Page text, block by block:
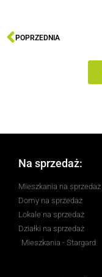
POPRZEDNIA
Na sprzedaż:
Mieszkania na sprzedaż
Domy na sprzedaż
Lokale na sprzedaż
Działki na sprzedaż
Mieszkania - Stargard